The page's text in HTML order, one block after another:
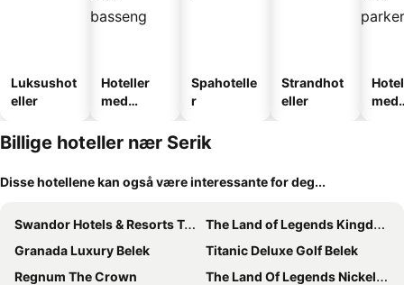
Luksushot
eller
Hoteller
med
Spahotelle
r
Strandhot
eller
med
Billige hoteller nær Serik
Disse hotellene kan også være interessante for deg...
Swandor Hotels & Resorts Topkapi Palace
The Land of Legends Kingdom
Granada Luxury Belek
Titanic Deluxe Golf Belek
Regnum The Crown
The Land Of Legends Nickelodeon Hotel Antalya